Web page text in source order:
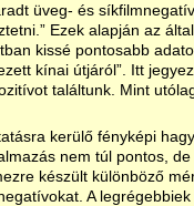
üveg- és
Ezek alapján az
kissé pontosabb
kínai útjáról”. Itt
találtunk. Mint
kerülő fényképi
nem túl pontos,
készült különböző
A